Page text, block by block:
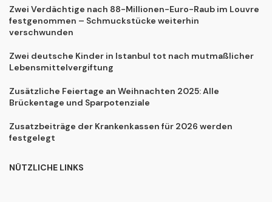
Zwei Verdächtige nach 88-Millionen-Euro-Raub im Louvre
festgenommen – Schmuckstücke weiterhin
verschwunden
Zwei deutsche Kinder in Istanbul tot nach mutmaßlicher
Lebensmittelvergiftung
Zusätzliche Feiertage an Weihnachten 2025: Alle
Brückentage und Sparpotenziale
Zusatzbeiträge der Krankenkassen für 2026 werden
festgelegt
NÜTZLICHE LINKS